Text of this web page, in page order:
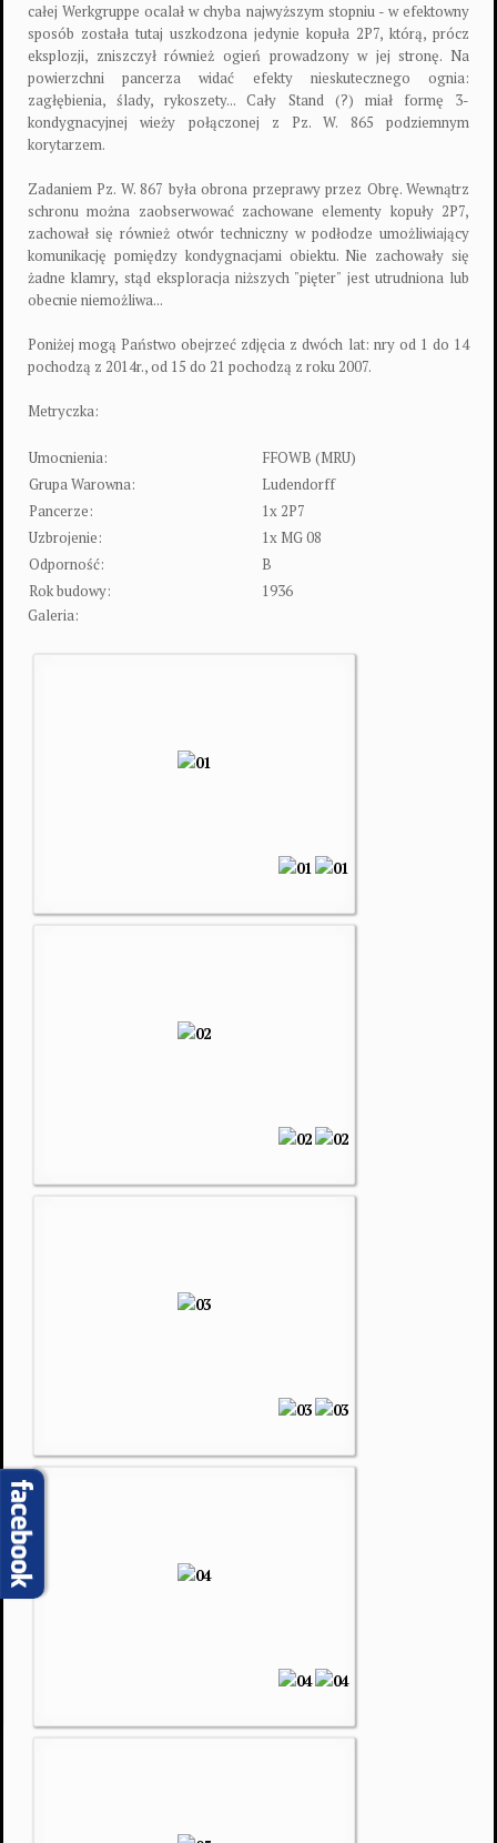
całej Werkgruppe ocalał w chyba najwyższym stopniu - w efektowny
sposób została tutaj uszkodzona jedynie kopuła 2P7, którą, prócz
eksplozji, zniszczył również ogień prowadzony w jej stronę. Na
powierzchni pancerza widać efekty nieskutecznego ognia:
zagłębienia, ślady, rykoszety... Cały Stand (?) miał formę 3-
kondygnacyjnej wieży połączonej z Pz. W. 865 podziemnym
korytarzem.
Zadaniem Pz. W. 867 była obrona przeprawy przez Obrę. Wewnątrz
schronu można zaobserwować zachowane elementy kopuły 2P7,
zachował się również otwór techniczny w podłodze umożliwiający
komunikację pomiędzy kondygnacjami obiektu. Nie zachowały się
żadne klamry, stąd eksploracja niższych "pięter" jest utrudniona lub
obecnie niemożliwa...
Poniżej mogą Państwo obejrzeć zdjęcia z dwóch lat: nry od 1 do 14
pochodzą z 2014r., od 15 do 21 pochodzą z roku 2007.
Metryczka:
Umocnienia:
FFOWB (MRU)
Grupa Warowna:
Ludendorff
Pancerze:
1x 2P7
Uzbrojenie:
1x MG 08
Odporność:
B
Rok budowy:
1936
Galeria: